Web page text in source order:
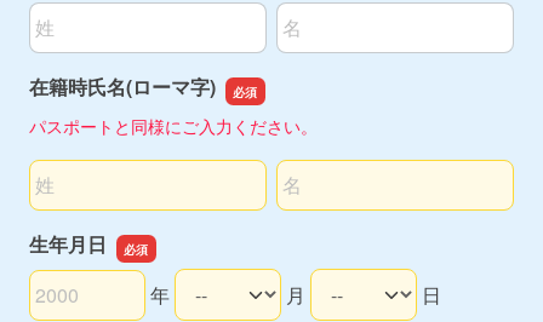
名前の姓
名前の名
在籍時氏名(ローマ字)
パスポートと同様にご入力ください。
名前の姓 名前の名
生年月日
生年月日の年 年
生年月日の月 月
生年月日の日 日